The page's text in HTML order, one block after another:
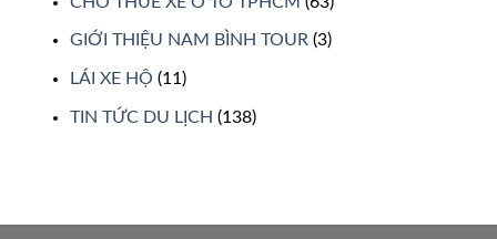
GIỚI THIỆU NAM BÌNH TOUR (3)
LÁI XE HỘ (11)
TIN TỨC DU LỊCH (138)